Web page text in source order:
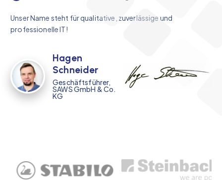
Unser Name steht für qualitative, zuverlässige und
professionelle IT!
Hagen
Schneider
Geschäftsführer,
SAWS GmbH & Co.
KG